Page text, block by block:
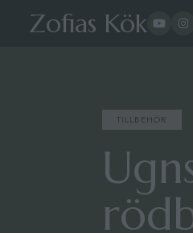
Zofias Kök
TILLBEHÖR